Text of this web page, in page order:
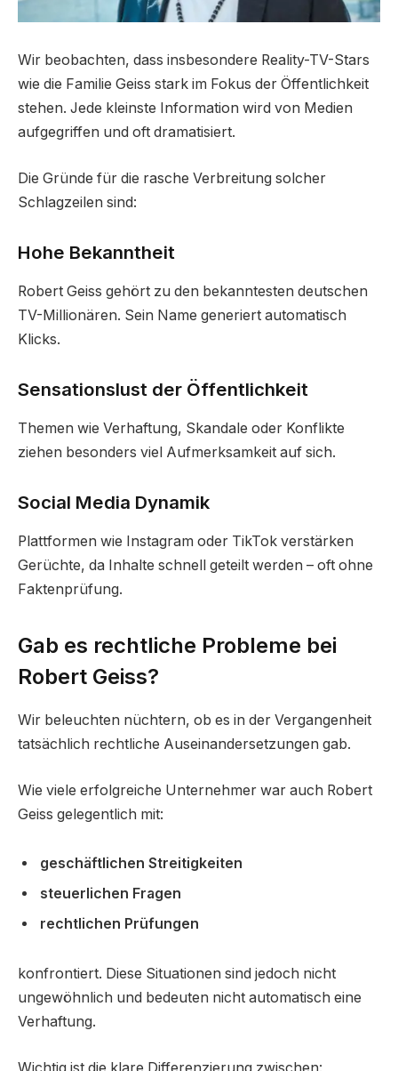
Wir beobachten, dass insbesondere Reality-TV-Stars
wie die Familie Geiss stark im Fokus der Öffentlichkeit
stehen. Jede kleinste Information wird von Medien
aufgegriffen und oft dramatisiert.
Die Gründe für die rasche Verbreitung solcher
Schlagzeilen sind:
Hohe Bekanntheit
Robert Geiss gehört zu den bekanntesten deutschen
TV-Millionären. Sein Name generiert automatisch
Klicks.
Sensationslust der Öffentlichkeit
Themen wie Verhaftung, Skandale oder Konflikte
ziehen besonders viel Aufmerksamkeit auf sich.
Social Media Dynamik
Plattformen wie Instagram oder TikTok verstärken
Gerüchte, da Inhalte schnell geteilt werden – oft ohne
Faktenprüfung.
Gab es rechtliche Probleme bei
Robert Geiss?
Wir beleuchten nüchtern, ob es in der Vergangenheit
tatsächlich rechtliche Auseinandersetzungen gab.
Wie viele erfolgreiche Unternehmer war auch Robert
Geiss gelegentlich mit:
geschäftlichen Streitigkeiten
steuerlichen Fragen
rechtlichen Prüfungen
konfrontiert. Diese Situationen sind jedoch nicht
ungewöhnlich und bedeuten nicht automatisch eine
Verhaftung.
Wichtig ist die klare Differenzierung zwischen: